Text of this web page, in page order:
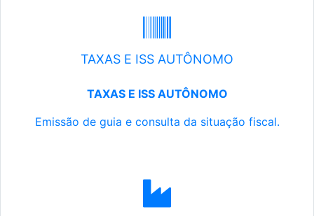
TAXAS E ISS AUTÔNOMO
TAXAS E ISS AUTÔNOMO
Emissão de guia e consulta da situação fiscal.